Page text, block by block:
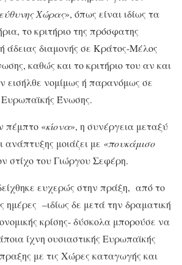
Χώρας», όπως είναι ιδίως τα
το κριτήριο της πρόσφατης
άδειας διαμονής σε Κράτος-Μέλος
καθώς και το κριτήριο του αν και
εισήλθε νομίμως ή παρανόμως σε
Ένωσης.
πέμπτο «κίονα», η συνέργεια μεταξύ
ανάπτυξης μοιάζει με «πουκάμισο
στίχο του Γιώργου Σεφέρη.
ευχερώς στην πράξη, από το
ημέρες –ιδίως δε μετά την δραματική
κρίσης- δύσκολα μπορούσε να
ίχνη ουσιαστικής Ευρωπαϊκής
με τις Χώρες καταγωγής και